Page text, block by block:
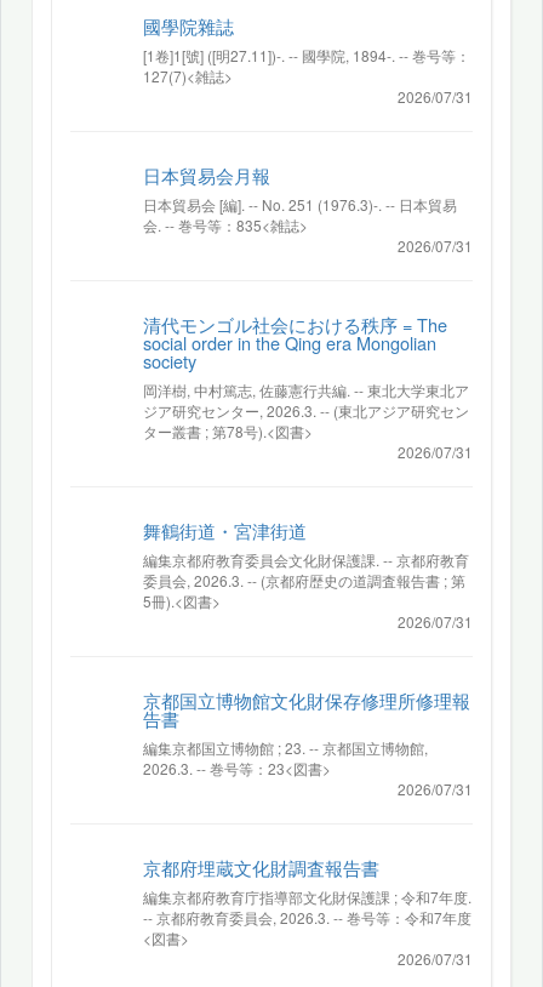
國學院雜誌
[1卷]1[號] ([明27.11])-. -- 國學院, 1894-. -- 巻号等：
127(7)<雑誌>
2026/07/31
日本貿易会月報
日本貿易会 [編]. -- No. 251 (1976.3)-. -- 日本貿易
会. -- 巻号等：835<雑誌>
2026/07/31
清代モンゴル社会における秩序 = The
social order in the Qing era Mongolian
society
岡洋樹, 中村篤志, 佐藤憲行共編. -- 東北大学東北ア
ジア研究センター, 2026.3. -- (東北アジア研究セン
ター叢書 ; 第78号).<図書>
2026/07/31
舞鶴街道・宮津街道
編集京都府教育委員会文化財保護課. -- 京都府教育
委員会, 2026.3. -- (京都府歴史の道調査報告書 ; 第
5冊).<図書>
2026/07/31
京都国立博物館文化財保存修理所修理報
告書
編集京都国立博物館 ; 23. -- 京都国立博物館,
2026.3. -- 巻号等：23<図書>
2026/07/31
京都府埋蔵文化財調査報告書
編集京都府教育庁指導部文化財保護課 ; 令和7年度.
-- 京都府教育委員会, 2026.3. -- 巻号等：令和7年度
<図書>
2026/07/31